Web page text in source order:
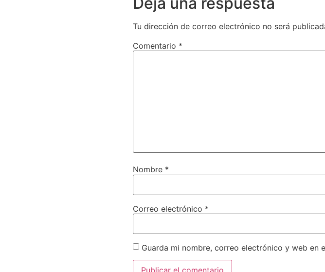
Tu dirección de correo electrónico no será
Comentario *
Nombre *
Correo electrónico *
Guarda mi nombre, correo electrónico y web en